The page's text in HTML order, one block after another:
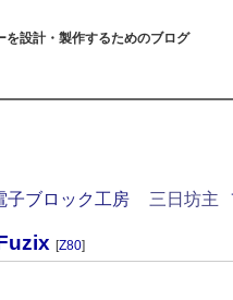
を設計・製作するためのブログ
子ブロック工房 三日坊主
[Z80]